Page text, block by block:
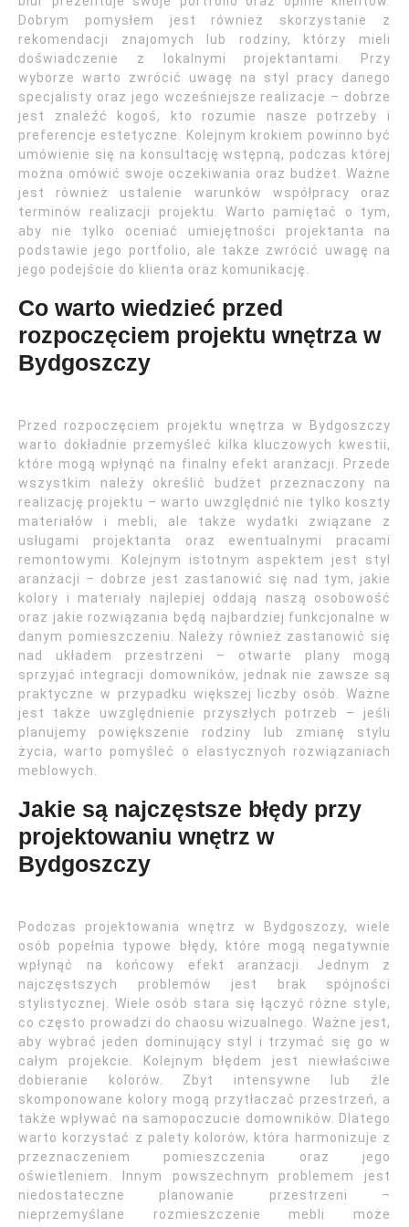
Dobrym pomysłem jest również skorzystanie z
rekomendacji znajomych lub rodziny, którzy mieli
doświadczenie z lokalnymi projektantami. Przy
wyborze warto zwrócić uwagę na styl pracy danego
specjalisty oraz jego wcześniejsze realizacje – dobrze
jest znaleźć kogoś, kto rozumie nasze potrzeby i
preferencje estetyczne. Kolejnym krokiem powinno być
umówienie się na konsultację wstępną, podczas której
można omówić swoje oczekiwania oraz budżet. Ważne
jest również ustalenie warunków współpracy oraz
terminów realizacji projektu. Warto pamiętać o tym,
aby nie tylko oceniać umiejętności projektanta na
podstawie jego portfolio, ale także zwrócić uwagę na
jego podejście do klienta oraz komunikację.
Co warto wiedzieć przed
rozpoczęciem projektu wnętrza w
Bydgoszczy
Przed rozpoczęciem projektu wnętrza w Bydgoszczy
warto dokładnie przemyśleć kilka kluczowych kwestii,
które mogą wpłynąć na finalny efekt aranżacji. Przede
wszystkim należy określić budżet przeznaczony na
realizację projektu – warto uwzględnić nie tylko koszty
materiałów i mebli, ale także wydatki związane z
usługami projektanta oraz ewentualnymi pracami
remontowymi. Kolejnym istotnym aspektem jest styl
aranżacji – dobrze jest zastanowić się nad tym, jakie
kolory i materiały najlepiej oddają naszą osobowość
oraz jakie rozwiązania będą najbardziej funkcjonalne w
danym pomieszczeniu. Należy również zastanowić się
nad układem przestrzeni – otwarte plany mogą
sprzyjać integracji domowników, jednak nie zawsze są
praktyczne w przypadku większej liczby osób. Ważne
jest także uwzględnienie przyszłych potrzeb – jeśli
planujemy powiększenie rodziny lub zmianę stylu
życia, warto pomyśleć o elastycznych rozwiązaniach
meblowych.
Jakie są najczęstsze błędy przy
projektowaniu wnętrz w
Bydgoszczy
Podczas projektowania wnętrz w Bydgoszczy, wiele
osób popełnia typowe błędy, które mogą negatywnie
wpłynąć na końcowy efekt aranżacji. Jednym z
najczęstszych problemów jest brak spójności
stylistycznej. Wiele osób stara się łączyć różne style,
co często prowadzi do chaosu wizualnego. Ważne jest,
aby wybrać jeden dominujący styl i trzymać się go w
całym projekcie. Kolejnym błędem jest niewłaściwe
dobieranie kolorów. Zbyt intensywne lub źle
skomponowane kolory mogą przytłaczać przestrzeń, a
także wpływać na samopoczucie domowników. Dlatego
warto korzystać z palety kolorów, która harmonizuje z
przeznaczeniem pomieszczenia oraz jego
oświetleniem. Innym powszechnym problemem jest
niedostateczne planowanie przestrzeni –
nieprzemyślane rozmieszczenie mebli może